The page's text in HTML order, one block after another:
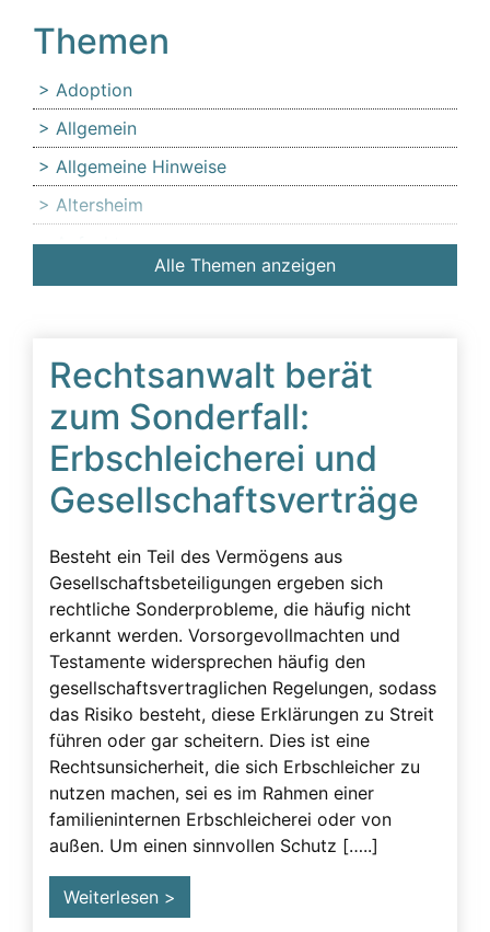
Rechtsanwalt berät
zum Sonderfall:
Erbschleicherei und
Gesellschaftsverträge
Besteht ein Teil des Vermögens aus
Gesellschaftsbeteiligungen ergeben sich
rechtliche Sonderprobleme, die häufig nicht
erkannt werden. Vorsorgevollmachten und
Testamente widersprechen häufig den
gesellschaftsvertraglichen Regelungen, sodass
das Risiko besteht, diese Erklärungen zu Streit
führen oder gar scheitern. Dies ist eine
Rechtsunsicherheit, die sich Erbschleicher zu
nutzen machen, sei es im Rahmen einer
familieninternen Erbschleicherei oder von
außen. Um einen sinnvollen Schutz […..]
Weiterlesen >
Themen
Adoption
Allgemein
Allgemeine Hinweise
Altersheim
Anfechtung
Angehörige
Äußerer Tatbestand: Diffamierung von
Familienmitgliedern
Beeinflussung
Beeinflussung – unzulässig
Beeinflussung – Unzulässige – Alarmsignale
Besuchsverbot
Betreuung
Demenz
Detektiv
Erblasser
Erbscheicherei aus dem sozialen Bereich des
Erblassers
Erbschleicher
Erbschleicher Alarmsignale
Erbschleicherei
Alle Themen anzeigen